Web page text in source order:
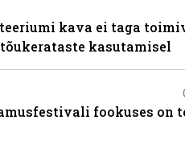
kava ei taga
kasutamisel
fookuses on